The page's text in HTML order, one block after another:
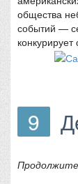
общества
событий —
9